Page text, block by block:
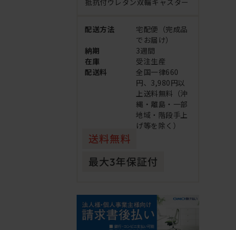
抵抗付ウレタン双輪キャスター
配送方法
宅配便（完成品
でお届け）
納期
3週間
在庫
受注生産
配送料
全国一律660
円、3,980円以
上送料無料（沖
縄・離島・一部
地域・階段手上
げ等を除く）